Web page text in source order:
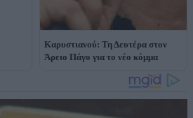
Καρυστιανού: Τη Δευτέρα στον
Άρειο Πάγο για το νέο κόμμα